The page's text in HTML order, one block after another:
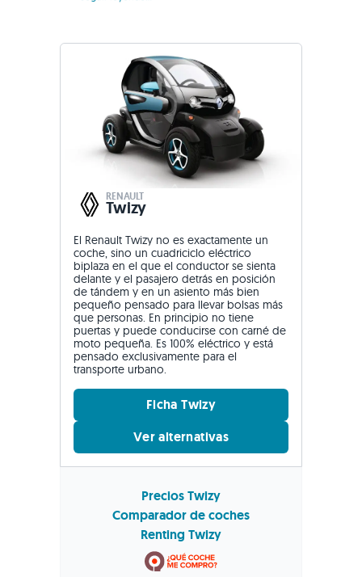
RENAULT
Twizy
El Renault Twizy no es exactamente un
coche, sino un cuadriciclo eléctrico
biplaza en el que el conductor se sienta
delante y el pasajero detrás en posición
de tándem y en un asiento más bien
pequeño pensado para llevar bolsas más
que personas. En principio no tiene
puertas y puede conducirse con carné de
moto pequeña. Es 100% eléctrico y está
pensado exclusivamente para el
transporte urbano.
Ficha Twizy
Ver alternativas
Precios Twizy
Comparador de coches
Renting Twizy